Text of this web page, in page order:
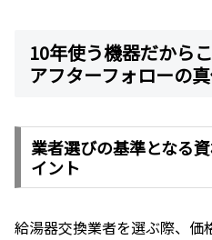
10年使う機器だから
アフターフォローの
業者選びの基準となる
イント
給湯器交換業者を選ぶ際、価